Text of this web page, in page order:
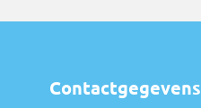
Contactgegevens